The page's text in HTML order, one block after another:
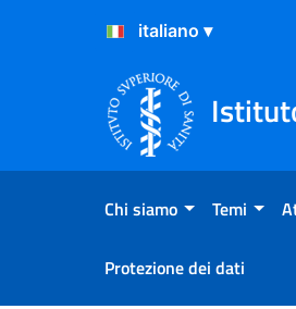
Salta al Contenuto
Salta al Footer
Chi siamo Temi
Protezione dei dati